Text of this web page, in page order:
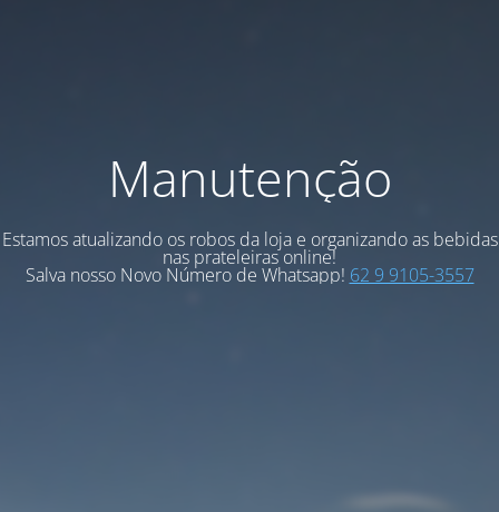
Manutenção
Estamos atualizando os robos da loja e organizando as bebidas
nas prateleiras online!
Salva nosso Novo Número de Whatsapp! 62 9 9105-3557